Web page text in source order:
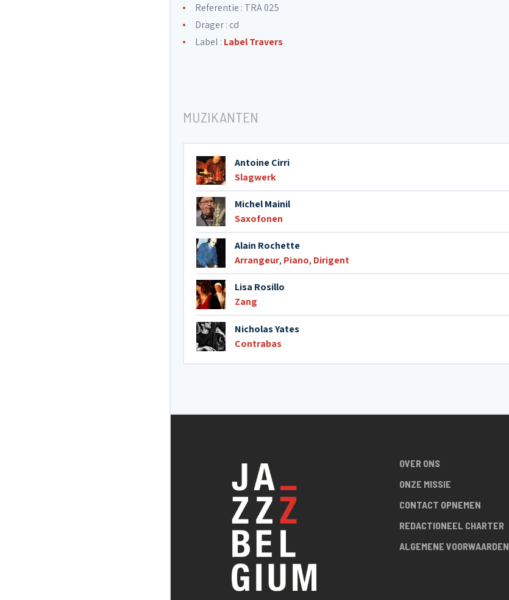
Referentie : TRA 025
Drager : cd
Label : Label Travers
MUZIKANTEN
Antoine Cirri
Slagwerk
Michel Mainil
Saxofonen
Alain Rochette
Arrangeur, Piano, Dirigent
Lisa Rosillo
Zang
Nicholas Yates
Contrabas
OVER ONS
ONZE MISSIE
CONTACT OPNEMEN
REDACTIONEEL CHARTER
ALGEMENE VOORWAARDEN